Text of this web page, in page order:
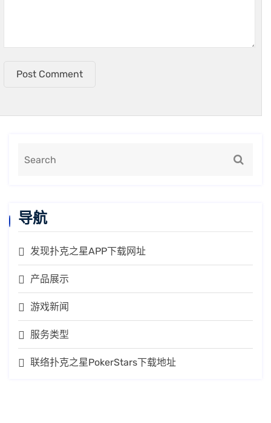
Post Comment
导航
发现扑克之星APP下载网址
产品展示
游戏新闻
服务类型
联络扑克之星PokerStars下载地址